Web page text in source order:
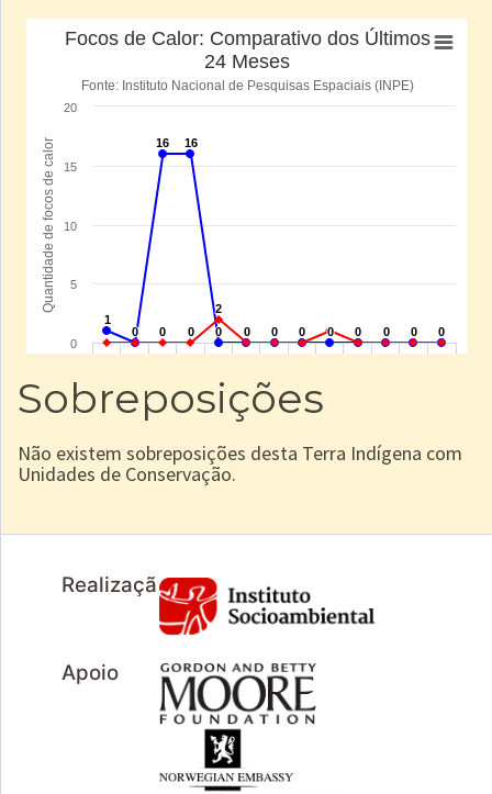
Sobreposições
Não existem sobreposições desta Terra Indígena com
Unidades de Conservação.